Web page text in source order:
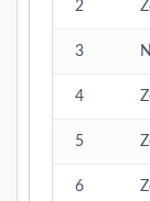
2
3
4
5
6